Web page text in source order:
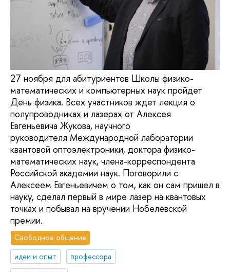
27 ноября для абитуриентов Школы физико-
математических и компьютерных наук пройдет
День физика. Всех участников ждет лекция о
полупроводниках и лазерах от Алексея
Евгеньевича Жукова, научного
руководителя Международной лаборатории
квантовой оптоэлектроники, доктора физико-
математических наук, члена-корреспондента
Российской академии наук. Поговорили с
Алексеем Евгеньевичем о том, как он сам пришел в
науку, сделал первый в мире лазер на квантовых
точках и побывал на вручении Нобелевской
премии.
Свободное общение
идеи и опыт
профессора